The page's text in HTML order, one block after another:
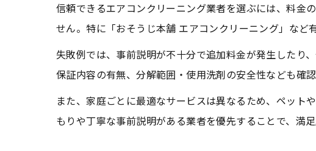
信頼できるエアコンクリーニング業者を選ぶには、料金
せん。特に「おそうじ本舗 エアコンクリーニング」など
失敗例では、事前説明が不十分で追加料金が発生したり
保証内容の有無、分解範囲・使用洗剤の安全性なども確
また、家庭ごとに最適なサービスは異なるため、ペット
もりや丁寧な事前説明がある業者を優先することで、満